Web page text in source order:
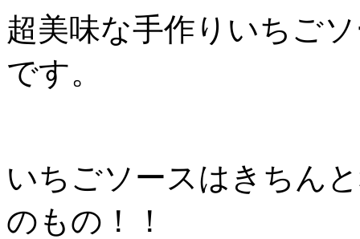
超美味な手作りいちご
です。
いちごソースはきちん
のもの！！